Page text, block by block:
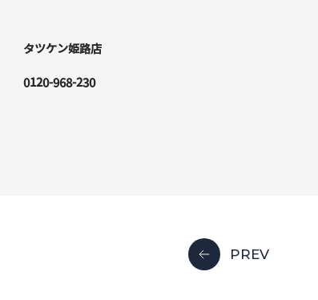
タツケン姫路店
0120-968-230
PREV